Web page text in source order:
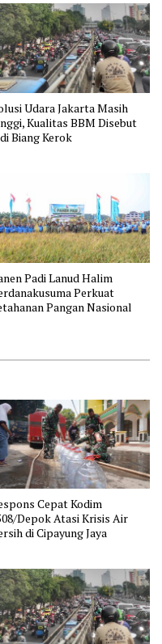
Udara Jakarta Masih
Kualitas BBM Disebut
Biang Kerok
Padi Lanud Halim
Perkuat
Pangan Nasional
Cepat Kodim
Depok Atasi Krisis Air
di Cipayung Jaya